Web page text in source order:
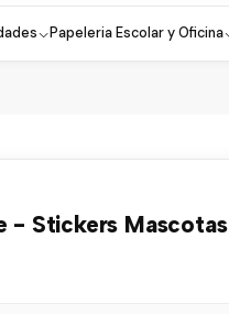
Papeleria Escolar y Oficina
- Stickers Mascotas